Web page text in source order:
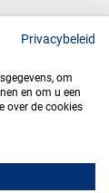
Privacybeleid
om
en om u een
over de cookies